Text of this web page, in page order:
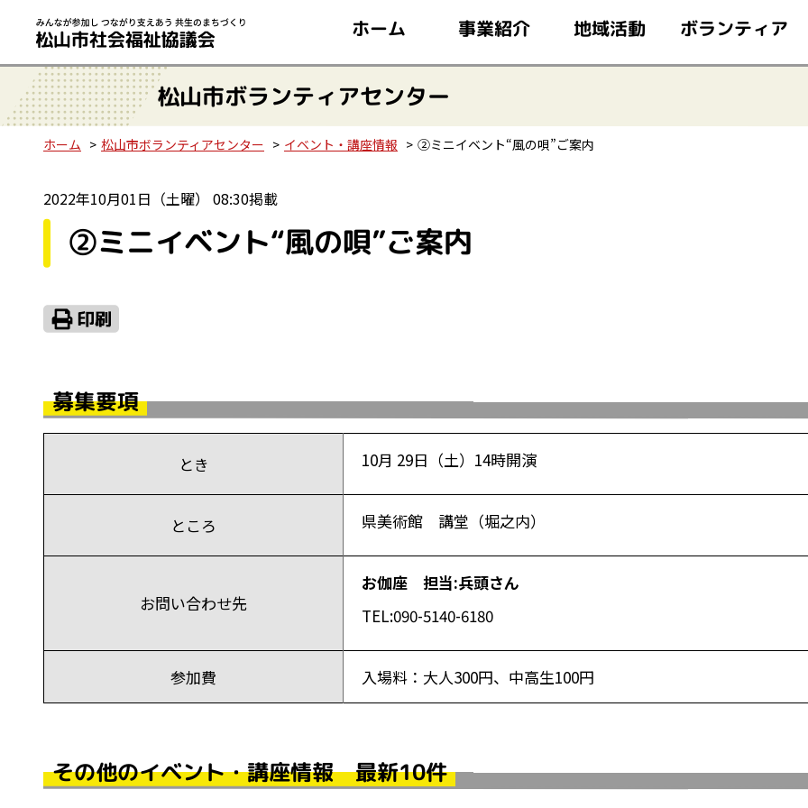
ホーム 事業紹介 地域活動 ボランティア
松山市ボランティアセンター
ホーム 松山市ボランティアセンター イベント・講座情報 ②ミニイベント“風の唄”ご案内
2022年10月01日（土曜） 08:30掲載
②ミニイベント“風の唄”ご案内
募集要項
とき 10月 29日（土） 14時開演
ところ 県美術館 講堂（堀之内）
お問い合わせ先
お伽座 担当:兵頭さん
TEL:090-5140-6180
参加費 入場料：大人300円、中高生100円
その他のイベント・講座情報 最新10件